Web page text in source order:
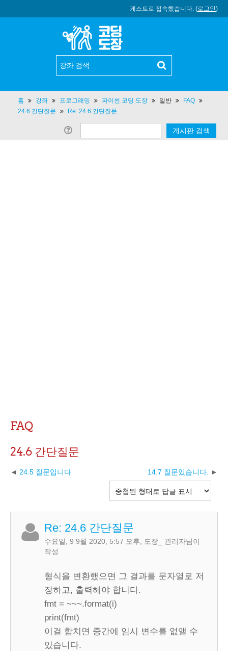
게스트로 접속했습니다. (로그인)
홈 강좌 프로그래밍 파이썬 코딩 도장 일반
FAQ
24.6 간단질문
Re: 24.6 간단질문
FAQ
24.6 간단질문
24.5 질문입니다 14.7 질문있습니다.
Re: 24.6 간단질문
수요일, 9 9월 2020, 5:57 오후 도장_ 관리자님이
작성
형식을 변환했으면 그 결과를 문자열로 저
장하고, 출력해야 합니다.
fmt = ~~~.format(i)
print(fmt)
이걸 합치면 중간에 임시 변수를 없앨 수
있습니다.